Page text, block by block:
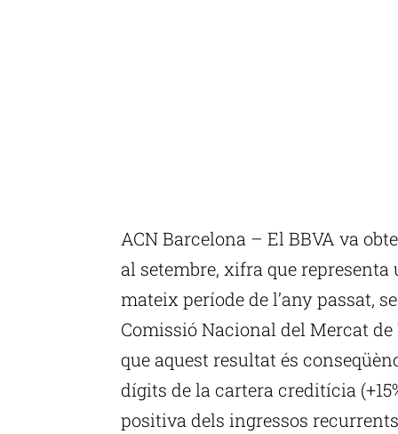
ACN Barcelona – El BBVA va
al setembre, xifra que
mateix període de l’any passat,
Comissió Nacional del Mercat
que aquest resultat és
dígits de la cartera creditícia
positiva dels ingressos